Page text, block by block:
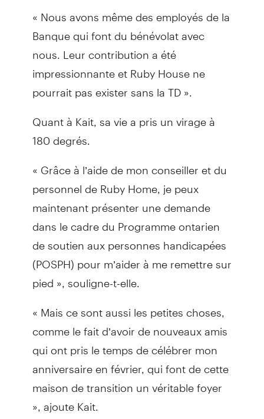
« Nous avons même des employés de la
Banque qui font du bénévolat avec
nous. Leur contribution a été
impressionnante et Ruby House ne
pourrait pas exister sans la TD ».
Quant à Kait, sa vie a pris un virage à
180 degrés.
« Grâce à l’aide de mon conseiller et du
personnel de Ruby Home, je peux
maintenant présenter une demande
dans le cadre du Programme ontarien
de soutien aux personnes handicapées
(POSPH) pour m’aider à me remettre sur
pied », souligne-t-elle.
« Mais ce sont aussi les petites choses,
comme le fait d’avoir de nouveaux amis
qui ont pris le temps de célébrer mon
anniversaire en février, qui font de cette
maison de transition un véritable foyer
», ajoute Kait.